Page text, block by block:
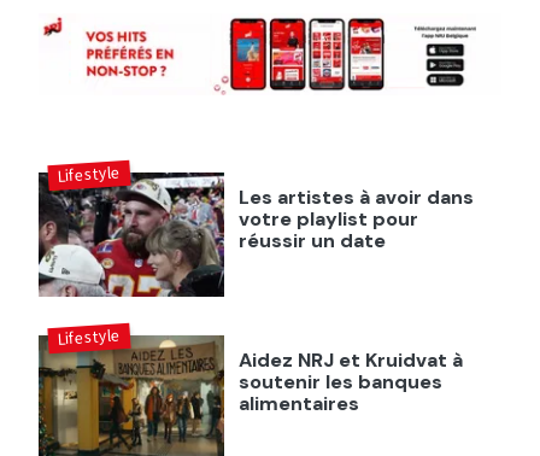
Les artistes à avoir dans
votre playlist pour
réussir un date
Lifestyle
Aidez NRJ et Kruidvat à
soutenir les banques
alimentaires
Lifestyle